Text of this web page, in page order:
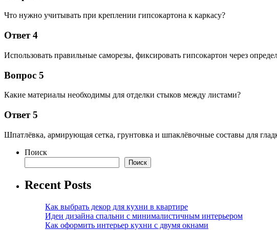
Что нужно учитывать при креплении гипсокартона к каркасу?
Ответ 4
Использовать правильные саморезы, фиксировать гипсокартон через
Вопрос 5
Какие материалы необходимы для отделки стыков между листами?
Ответ 5
Шпатлёвка, армирующая сетка, грунтовка и шпаклёвочные составы для
Поиск
Поиск
Recent Posts
Как выбрать декор для кухни в квартире
Идеи дизайна спальни с минималистичным интерьером
Как оформить интерьер кухни с двумя окнами